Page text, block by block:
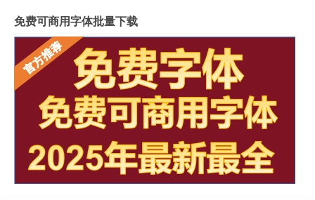
免费可商用字体批量下载